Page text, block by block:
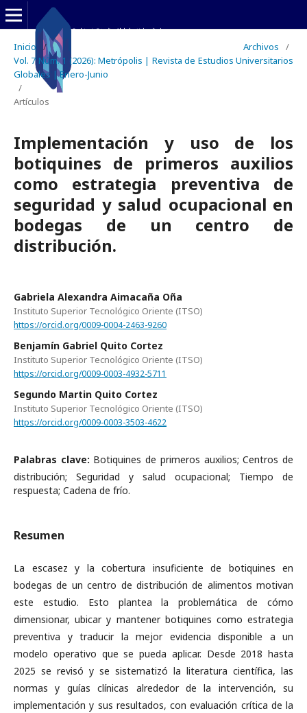
Inicio / Archivos
/
Vol. 7 Núm. 1 (2026): Metrópolis | Revista de Estudios Universitarios
Globales | Enero-Junio
/
Artículos
Implementación y uso de los
botiquines de primeros auxilios
como estrategia preventiva de
seguridad y salud ocupacional en
bodegas de un centro de
distribución.
Gabriela Alexandra Aimacaña Oña
Instituto Superior Tecnológico Oriente (ITSO)
https://orcid.org/0009-0004-2463-9260
Benjamín Gabriel Quito Cortez
Instituto Superior Tecnológico Oriente (ITSO)
https://orcid.org/0009-0003-4932-5711
Segundo Martin Quito Cortez
Instituto Superior Tecnológico Oriente (ITSO)
https://orcid.org/0009-0003-3503-4622
Palabras clave: Botiquines de primeros auxilios; Centros de
distribución; Seguridad y salud ocupacional; Tiempo de
respuesta; Cadena de frío.
Resumen
La escasez y la cobertura insuficiente de botiquines en
bodegas de un centro de distribución de alimentos motivan
este estudio. Esto plantea la problemática de cómo
dimensionar, ubicar y mantener botiquines como estrategia
preventiva y traducir la mejor evidencia disponible a un
modelo operativo que se pueda aplicar. Desde 2018 hasta
2025 se revisó y se sistematizó la literatura científica, las
normas y guías clínicas alrededor de la intervención, su
implementación y sus resultados, con evaluación crítica de la